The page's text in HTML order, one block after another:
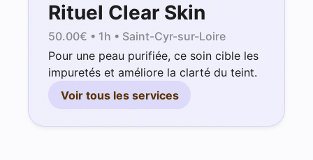
Rituel Clear Skin
50.00€ • 1h • Saint-Cyr-sur-Loire
Pour une peau purifiée, ce soin cible les
impuretés et améliore la clarté du teint.
Voir tous les services